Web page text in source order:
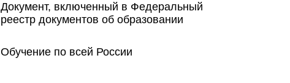
Документ, включенный в Федеральный
реестр документов об образовании
Обучение по всей России